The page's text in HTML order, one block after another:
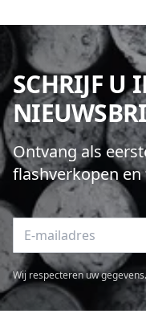
SCHRIJF U
Ontvang als
flashverkopen
E-mailadres
Wij respecteren uw gegevens.